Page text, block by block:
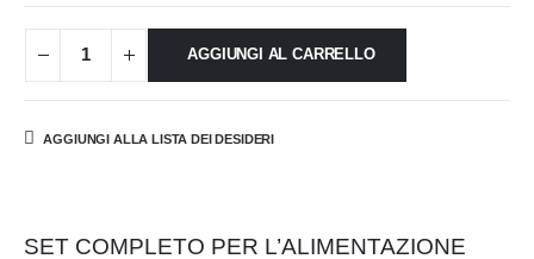
AGGIUNGI AL CARRELLO
AGGIUNGI ALLA LISTA DEI DESIDERI
SET COMPLETO PER L’ALIMENTAZIONE